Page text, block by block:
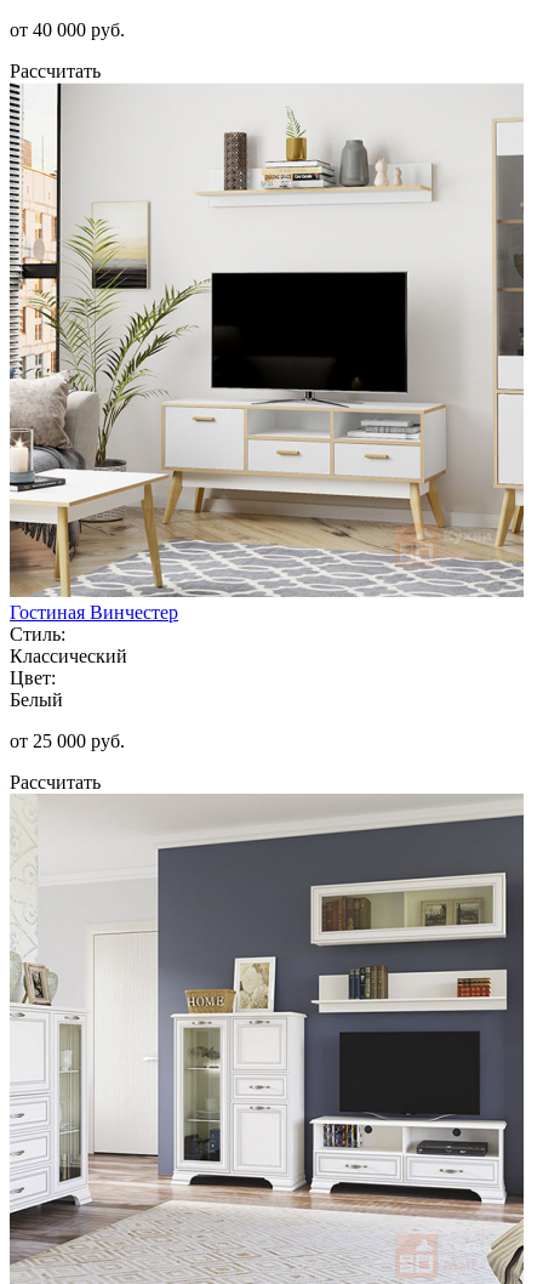
от 40 000 руб.
Рассчитать
Гостиная Винчестер
Стиль:
Классический
Цвет:
Белый
от 25 000 руб.
Рассчитать